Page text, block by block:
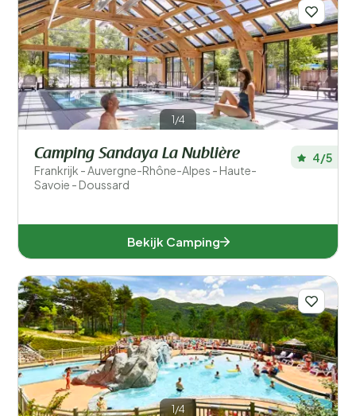
Sport en vrije tijd
1/4
Camping Sandaya La Nublière
Frankrijk - Auvergne-Rhône-Alpes - Haute-
Savoie - Doussard
4/5
Bekijk Camping
1/4